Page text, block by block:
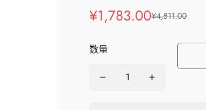
销
价
¥1,783.00
正
价
¥4,811.00
数量